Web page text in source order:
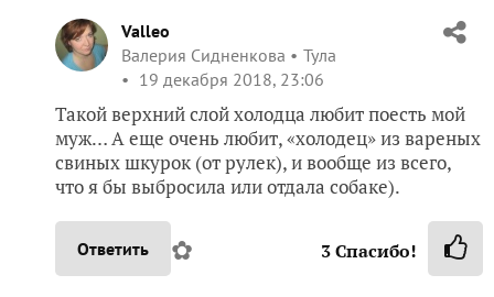
Valleo
Валерия Сидненкова
Тула
19 декабря 2018, 23:06
Такой верхний слой холодца любит поесть мой
муж… А еще очень любит, «холодец» из вареных
свиных шкурок (от рулек), и вообще из всего,
что я бы выбросила или отдала собаке).
Ответить ✿ 3Спасибо!